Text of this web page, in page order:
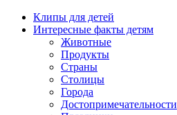
Перейти
содержимому
Клипы для детей
Интересные факты детям
Животные
Продукты
Страны
Столицы
Города
Достопримечательности